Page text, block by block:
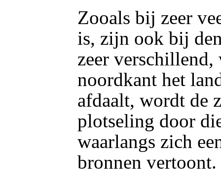
Zooals bij zeer
is, zijn ook bij
zeer verschillend,
noordkant het
afdaalt, wordt de
plotseling door
waarlangs zich
bronnen vertoont.